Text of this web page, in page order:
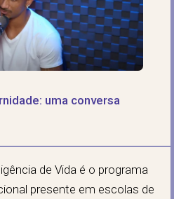
uma conversa
de Vida é o programa
presente em escolas de